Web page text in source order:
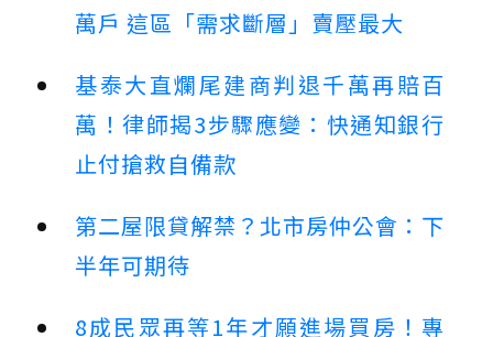
萬戶 這區「需求斷層」賣壓最大
基泰大直爛尾建商判退千萬再賠百
萬！律師揭3步驟應變：快通知銀行
止付搶救自備款
第二屋限貸解禁？北市房仲公會：下
半年可期待
8成民眾再等1年才願進場買房！專